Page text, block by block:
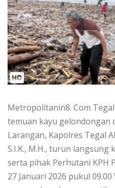
Metropolitanin8. Com
temuan kayu gelondongan
Larangan, Kapolres Tegal
S.I.K., M.H., turun langsung
serta pihak Perhutani KPH
27 Januari 2026 pukul